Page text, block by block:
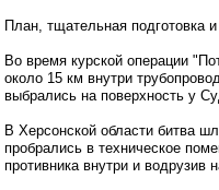
План, тщательная подготовка
Во время курской операции
около 15 км внутри
выбрались на поверхность у
В Херсонской области битва
пробрались в техническое
противника внутри и водрузив